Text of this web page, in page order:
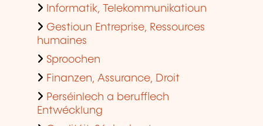
Informatik, Telekommunikatioun
Gestioun Entreprise, Ressources
humaines
Sproochen
Finanzen, Assurance, Droit
Perséinlech a berufflech
Entwécklung